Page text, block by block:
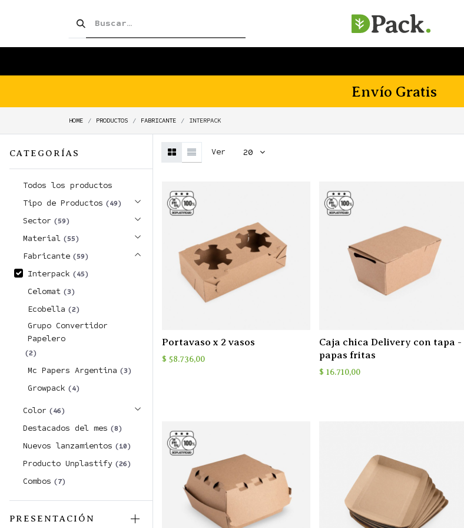
SHOP!
Envío Gratis
HOME PRODUCTOS FABRICANTE INTERPACK
CATEGORÍAS
Todos los productos
Tipo de Productos (49)
Sector (59)
Material (55)
Fabricante (59)
Interpack (45)
Celomat (3)
Ecobella (2)
Grupo Convertidor
Papelero
(2)
Mc Papers Argentina (3)
Growpack (4)
Color (46)
Destacados del mes (8)
Nuevos lanzamientos (10)
Producto Unplastify (26)
Combos (7)
PRESENTACIÓN
Ver 20
Portavaso x 2 vasos
$ 58.736,00
Caja chica Delivery con tapa -
papas fritas
$ 16.710,00